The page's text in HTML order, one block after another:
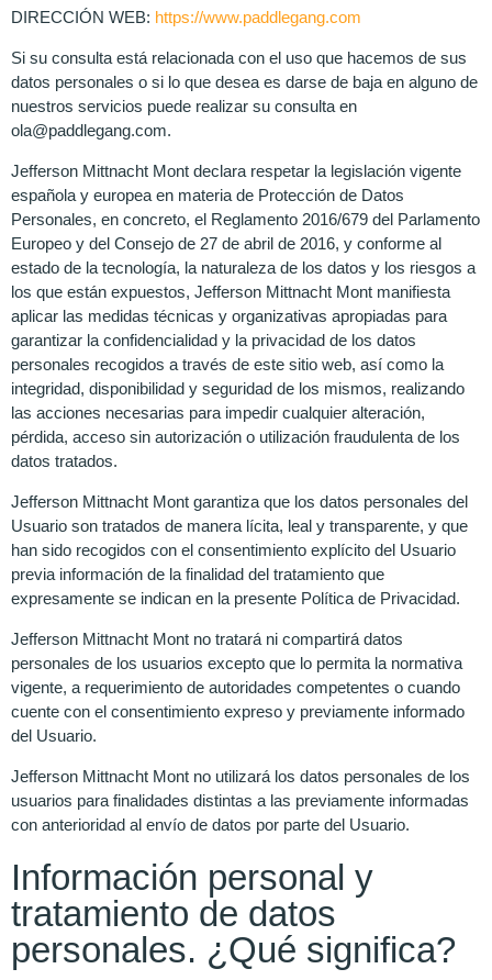
DIRECCIÓN WEB: https://www.paddlegang.com
Si su consulta está relacionada con el uso que hacemos de sus
datos personales o si lo que desea es darse de baja en alguno de
nuestros servicios puede realizar su consulta en
ola@paddlegang.com.
Jefferson Mittnacht Mont declara respetar la legislación vigente
española y europea en materia de Protección de Datos
Personales, en concreto, el Reglamento 2016/679 del Parlamento
Europeo y del Consejo de 27 de abril de 2016, y conforme al
estado de la tecnología, la naturaleza de los datos y los riesgos a
los que están expuestos, Jefferson Mittnacht Mont manifiesta
aplicar las medidas técnicas y organizativas apropiadas para
garantizar la confidencialidad y la privacidad de los datos
personales recogidos a través de este sitio web, así como la
integridad, disponibilidad y seguridad de los mismos, realizando
las acciones necesarias para impedir cualquier alteración,
pérdida, acceso sin autorización o utilización fraudulenta de los
datos tratados.
Jefferson Mittnacht Mont garantiza que los datos personales del
Usuario son tratados de manera lícita, leal y transparente, y que
han sido recogidos con el consentimiento explícito del Usuario
previa información de la finalidad del tratamiento que
expresamente se indican en la presente Política de Privacidad.
Jefferson Mittnacht Mont no tratará ni compartirá datos
personales de los usuarios excepto que lo permita la normativa
vigente, a requerimiento de autoridades competentes o cuando
cuente con el consentimiento expreso y previamente informado
del Usuario.
Jefferson Mittnacht Mont no utilizará los datos personales de los
usuarios para finalidades distintas a las previamente informadas
con anterioridad al envío de datos por parte del Usuario.
Información personal y
tratamiento de datos
personales. ¿Qué significa?